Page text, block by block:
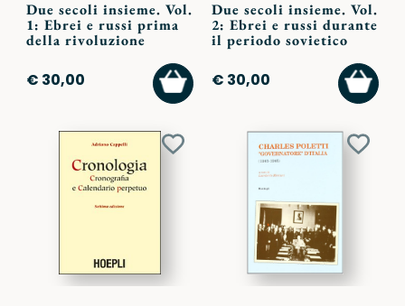
Due secoli insieme. Vol.
1: Ebrei e russi prima
della rivoluzione
€ 30,00
AGGIUNGI
AL
CARRELLO
Due secoli insieme. Vol.
2: Ebrei e russi durante
il periodo sovietico
€ 30,00
AL
Aggiungi